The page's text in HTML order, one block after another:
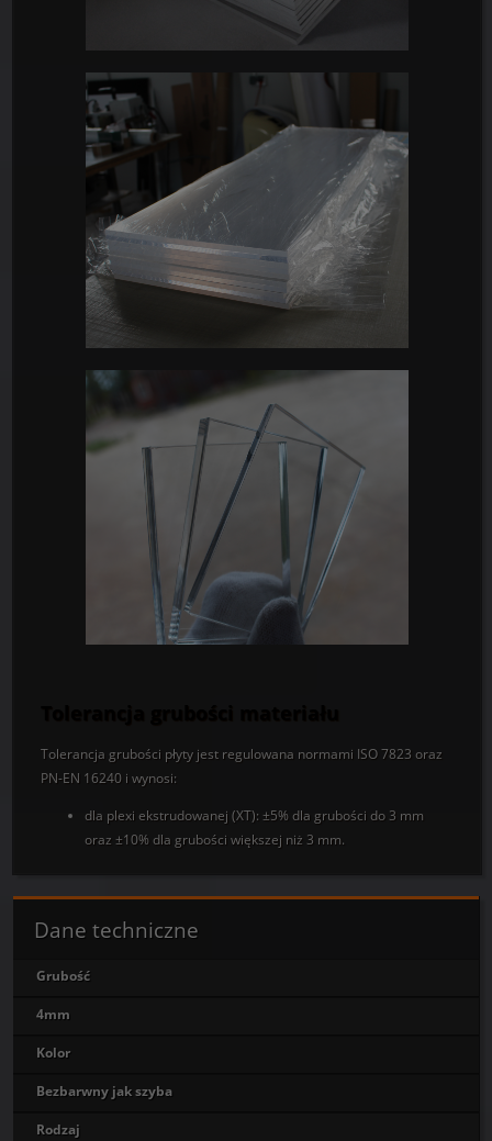
Tolerancja grubości płyty jest regulowana normami ISO 7823 oraz
PN-EN 16240 i wynosi:
dla plexi ekstrudowanej (XT): ±5% dla grubości do 3 mm
oraz ±10% dla grubości większej niż 3 mm.
Dane techniczne
Grubość
4mm
Kolor
Bezbarwny jak szyba
Rodzaj